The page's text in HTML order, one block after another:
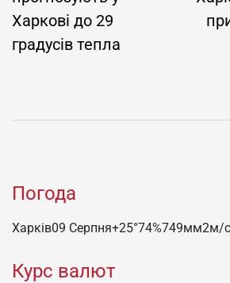
Харкові до 29
градусів тепла
Погода
Харків09 Серпня+25°74%749мм2м/c
Курс валют